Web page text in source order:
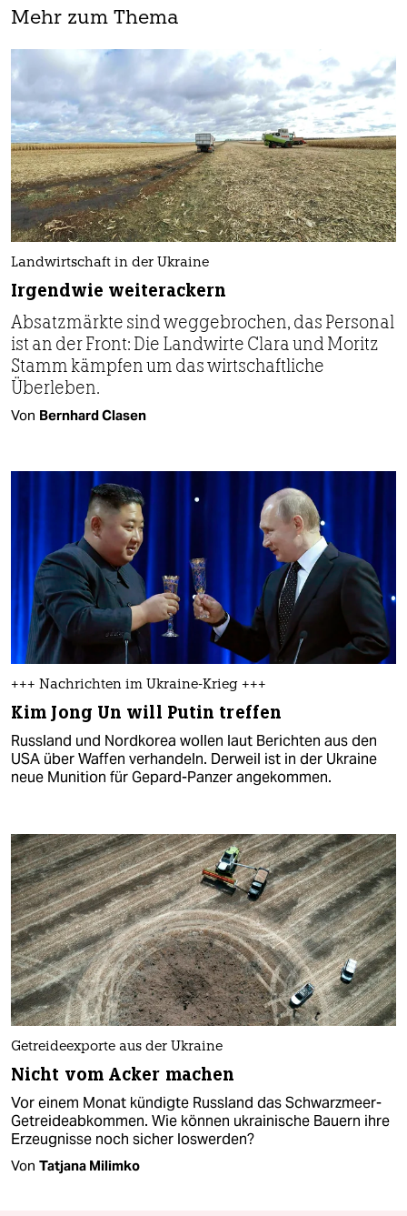
Mehr zum Thema
Landwirtschaft in der Ukraine
Irgendwie weiterackern
Absatzmärkte sind weg­gebrochen, das Personal
ist an der Front: Die Landwirte Clara und Moritz
Stamm kämpfen um das wirtschaftliche
Überleben.
Von Bernhard Clasen
+++ Nachrichten im Ukraine-Krieg +++
Kim Jong Un will Putin treffen
Russland und Nordkorea wollen laut Berichten aus den
USA über Waffen verhandeln. Derweil ist in der Ukraine
neue Munition für Gepard-Panzer angekommen.
Getreideexporte aus der Ukraine
Nicht vom Acker machen
Vor einem Monat kündigte Russland das Schwarzmeer-
Getreideabkommen. Wie können ukrainische Bauern ihre
Erzeugnisse noch sicher loswerden?
Von Tatjana Milimko